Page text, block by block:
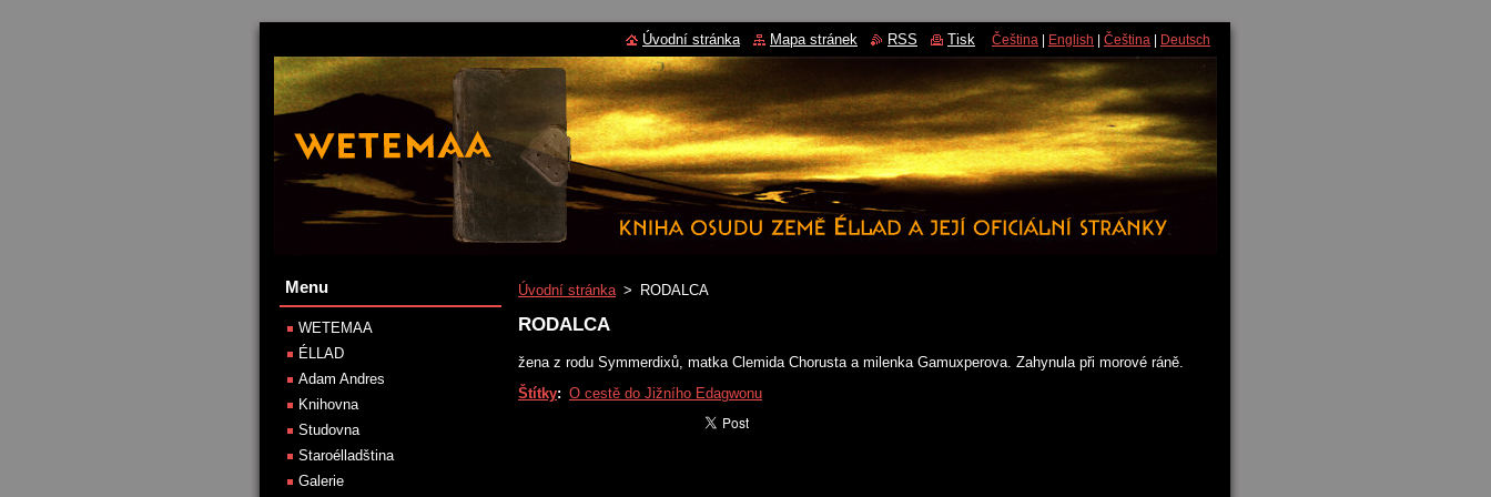
Úvodní stránka > RODALCA
RODALCA
žena z rodu Symmerdixů, matka Clemida Chorusta a milenka Gamuxperova. Zahynula při morové ráně.
Štítky: O cestě do Jižního Edagwonu
Menu
WETEMAA
ÉLLAD
Adam Andres
Knihovna
Studovna
Staroélladština
Galerie
Úvodní stránka Mapa stránek RSS Tisk Čeština English Čeština Deutsch